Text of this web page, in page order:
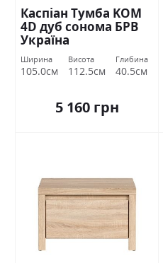
Каспіан Тумба KOM
4D дуб сонома БРВ
Україна
Ширина
105.0см
Висота
112.5см
Глибина
40.5см
5 160 грн